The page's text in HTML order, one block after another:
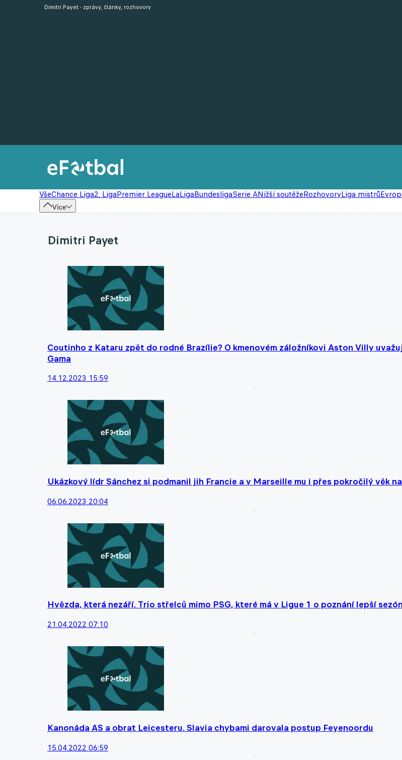
VšeChance Liga2. LigaPremier LeagueLaLigaBundesligaSerie ANižší soutěžeRozhovoryLiga mistrů
Více
Dimitri Payet - zprávy, články, rozhovory
Dimitri Payet
Coutinho z Kataru zpět do rodné Brazílie? O kmenovém záložníkovi Aston Villy
Gama
14.12.2023 15:59
Ukázkový lídr Sánchez si podmanil jih Francie a v Marseille mu i přes pokročilý věk
06.06.2023 20:04
Hvězda, která nezáří. Trio střelců mimo PSG, které má v Ligue 1 o poznání lepší
21.04.2022 07:10
Kanonáda AS a obrat Leicesteru. Slavia chybami darovala postup Feyenoordu
15.04.2022 06:59